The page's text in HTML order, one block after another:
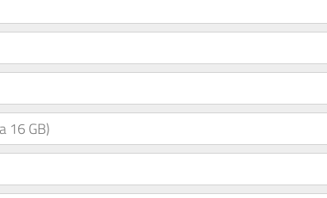
16 GB)